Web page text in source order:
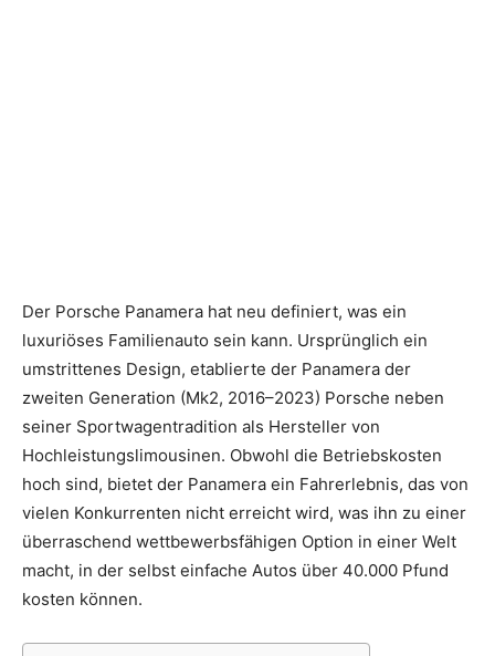
Der Porsche Panamera hat neu definiert, was ein
luxuriöses Familienauto sein kann. Ursprünglich ein
umstrittenes Design, etablierte der Panamera der
zweiten Generation (Mk2, 2016–2023) Porsche neben
seiner Sportwagentradition als Hersteller von
Hochleistungslimousinen. Obwohl die Betriebskosten
hoch sind, bietet der Panamera ein Fahrerlebnis, das von
vielen Konkurrenten nicht erreicht wird, was ihn zu einer
überraschend wettbewerbsfähigen Option in einer Welt
macht, in der selbst einfache Autos über 40.000 Pfund
kosten können.